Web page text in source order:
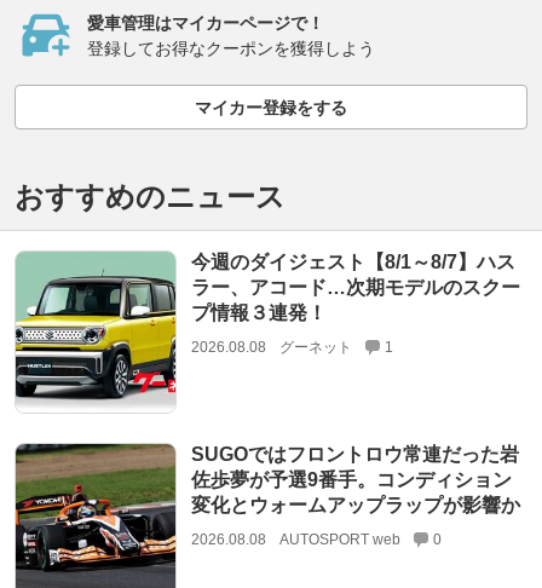
愛車管理はマイカーページで！
登録してお得なクーポンを獲得しよう
マイカー登録をする
おすすめのニュース
今週のダイジェスト【8/1～8/7】ハス
ラー、アコード…次期モデルのスクー
プ情報３連発！
2026.08.08 グーネット 1
SUGOではフロントロウ常連だった岩
佐歩夢が予選9番手。コンディション
変化とウォームアップラップが影響か
2026.08.08 AUTOSPORT web 0